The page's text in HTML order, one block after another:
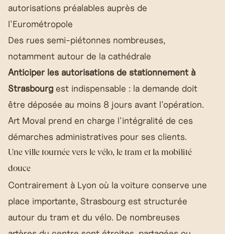
autorisations préalables auprès de
l'Eurométropole
Des rues semi-piétonnes nombreuses,
notamment autour de la cathédrale
Anticiper les autorisations de stationnement à
Strasbourg est indispensable : la demande doit
être déposée au moins 8 jours avant l'opération.
Art Moval prend en charge l'intégralité de ces
démarches administratives pour ses clients.
Une ville tournée vers le vélo, le tram et la mobilité
douce
Contrairement à Lyon où la voiture conserve une
place importante, Strasbourg est structurée
autour du tram et du vélo. De nombreuses